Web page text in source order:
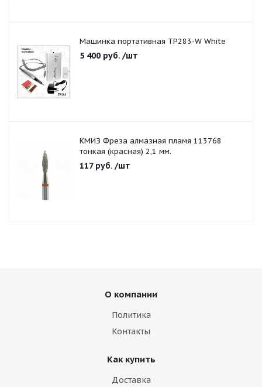
Машинка портативная TP283-W White
5 400 руб. /шт
КМИЗ Фреза алмазная пламя 113768
тонкая (красная) 2,1 мм.
117руб. /шт
О компании
Политика
Контакты
Как купить
Доставка